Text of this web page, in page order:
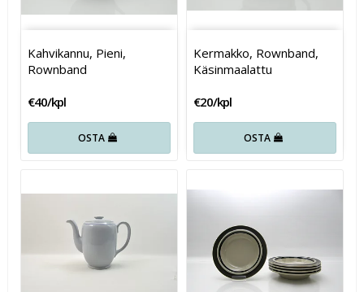
Kahvikannu, Pieni,
Rownband
€40/kpl
OSTA
Kermakko, Rownband,
Käsinmaalattu
€20/kpl
OSTA